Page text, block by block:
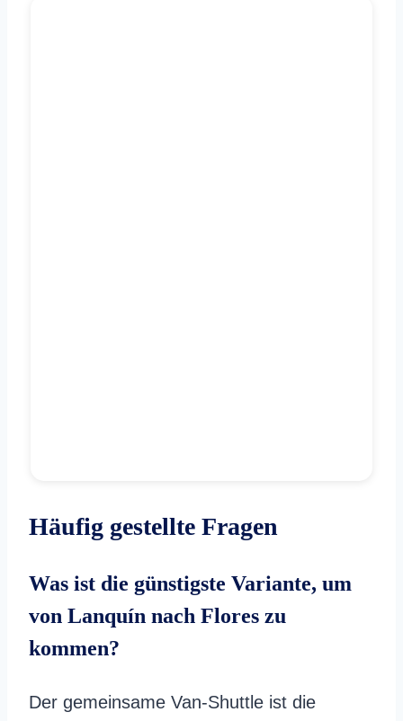
Häufig gestellte Fragen
Was ist die günstigste Variante, um
von Lanquín nach Flores zu
kommen?
Der gemeinsame Van-Shuttle ist die